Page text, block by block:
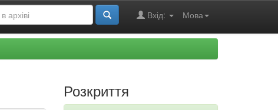
Мова
Вхід:
Розкриття